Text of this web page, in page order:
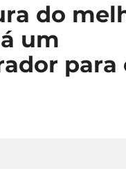
do
um
para